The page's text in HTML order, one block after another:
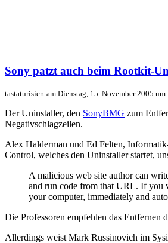
Sony patzt auch beim Rootkit-
tastaturisiert am Dienstag, 15. November 2005
Der Uninstaller, den SonyBMG zum
Negativschlagzeilen.
Alex Halderman und Ed Felten,
Control, welches den Uninstaller startet,
A malicious web site author can
and run code from that URL. If you
your computer, immediately and
Die Professoren empfehlen das
Allerdings weist Mark Russinovich im